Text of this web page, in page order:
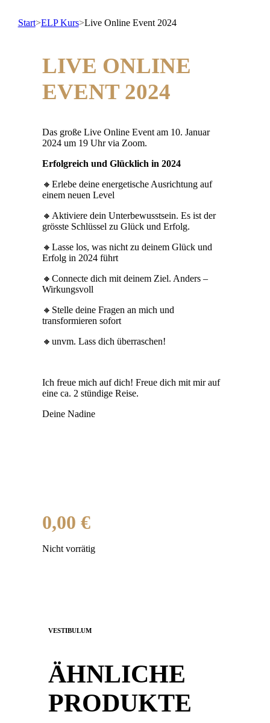
Start>ELP Kurs>Live Online Event 2024
LIVE ONLINE
EVENT 2024
Das große Live Online Event am 10. Januar
2024 um 19 Uhr via Zoom.
Erfolgreich und Glücklich in 2024
🔸Erlebe deine energetische Ausrichtung auf
einem neuen Level
🔸Aktiviere dein Unterbewusstsein. Es ist der
grösste Schlüssel zu Glück und Erfolg.
🔸Lasse los, was nicht zu deinem Glück und
Erfolg in 2024 führt
🔸Connecte dich mit deinem Ziel. Anders –
Wirkungsvoll
🔸Stelle deine Fragen an mich und
transformieren sofort
🔸unvm. Lass dich überraschen!
Ich freue mich auf dich! Freue dich mit mir auf
eine ca. 2 stündige Reise.
Deine Nadine
0,00 €
Nicht vorrätig
VESTIBULUM
ÄHNLICHE
PRODUKTE